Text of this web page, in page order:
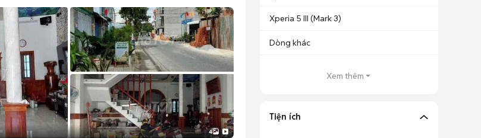
4
Xperia 5 III (Mark 3)
Dòng khác
Xem thêm
Tiện ích